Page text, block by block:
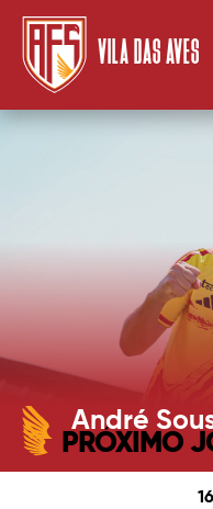
VILA DAS AVES
André
PRÓXIMO